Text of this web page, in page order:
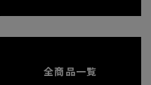
全商品一覧